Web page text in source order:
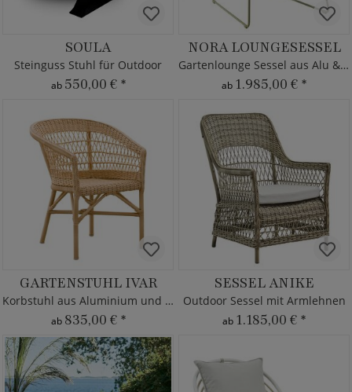
SOULA
Steinguss Stuhl für Outdoor
ab 550,00 € *
NORA LOUNGESESSEL
Gartenlounge Sessel aus Alu & Seil mit Kissen
ab 1.985,00 € *
GARTENSTUHL IVAR
Korbstuhl aus Aluminium und Rattan
ab 835,00 € *
SESSEL ANIKE
Outdoor Sessel mit Armlehnen
ab 1.185,00 € *